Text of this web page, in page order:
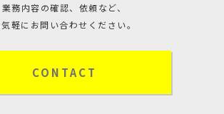
業務内容の確認、依頼など、
気軽にお問い合わせください。
CONTACT